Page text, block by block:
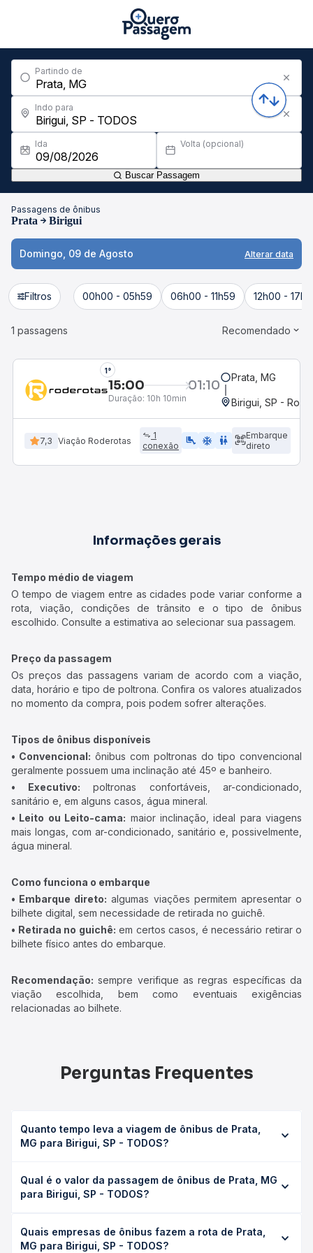
Partindo de
Indo para
Ida Volta (opcional)
Buscar Passagem
Passagens de ônibus
Prata Birigui
Domingo, 09 de Agosto Alterar data
Filtros 00h00 - 05h59 06h00 - 11h59 12h00 -
1 passagens Recomendado
1°
15:00 01:10
Duração: 10h 10min
Prata, MG
Birigui, SP -
7,3 Viação Roderotas
1
conexão
airline_seat_legroom_extra ac_unit WC
Embarque
direto
Informações gerais
Tempo médio de viagem
O tempo de viagem entre as cidades pode variar conforme a
rota, viação, condições de trânsito e o tipo de ônibus
escolhido. Consulte a estimativa ao selecionar sua passagem.
Preço da passagem
Os preços das passagens variam de acordo com a viação,
data, horário e tipo de poltrona. Confira os valores atualizados
no momento da compra, pois podem sofrer alterações.
Tipos de ônibus disponíveis
• Convencional: ônibus com poltronas do tipo convencional
geralmente possuem uma inclinação até 45º e banheiro.
• Executivo: poltronas confortáveis, ar-condicionado,
sanitário e, em alguns casos, água mineral.
• Leito ou Leito-cama: maior inclinação, ideal para viagens
mais longas, com ar-condicionado, sanitário e, possivelmente,
água mineral.
Como funciona o embarque
• Embarque direto: algumas viações permitem apresentar o
bilhete digital, sem necessidade de retirada no guichê.
• Retirada no guichê: em certos casos, é necessário retirar o
bilhete físico antes do embarque.
Recomendação: sempre verifique as regras específicas da
viação escolhida, bem como eventuais exigências
relacionadas ao bilhete.
Perguntas Frequentes
Quanto tempo leva a viagem de ônibus de Prata,
MG para Birigui, SP - TODOS?
leva em média 0 horas, podendo variar conforme a
viação, o tipo de serviço (convencional, executivo ou
exata de cada opção na data desejada.
Qual é o valor da passagem de ônibus de Prata, MG
para Birigui, SP - TODOS?
SP - TODOS custa em média não identificado e varia
conforme a data da viagem, a empresa, o tipo de poltrona
Quais empresas de ônibus fazem a rota de Prata,
MG para Birigui, SP - TODOS?